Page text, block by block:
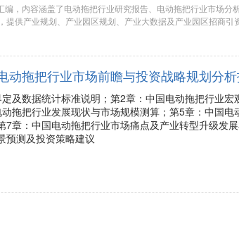
，内容涵盖了电动拖把行业研究报告、电动拖把行业市场
供产业规划、产业园区规划、产业大数据及产业园区招商引
动拖把行业市场前瞻与投资战略规划分
及数据统计标准说明；第2章：中国电动拖把行业
拖把行业发展现状与市场规模测算；第5章：中国
7章：中国电动拖把行业市场痛点及产业转型升级发
预测及投资策略建议